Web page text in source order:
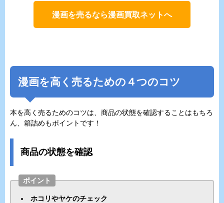
漫画を売るなら漫画買取ネットへ
漫画を高く売るための４つのコツ
本を高く売るためのコツは、商品の状態を確認することはもちろ
ん、箱詰めもポイントです！
商品の状態を確認
ポイント
ホコリやヤケのチェック